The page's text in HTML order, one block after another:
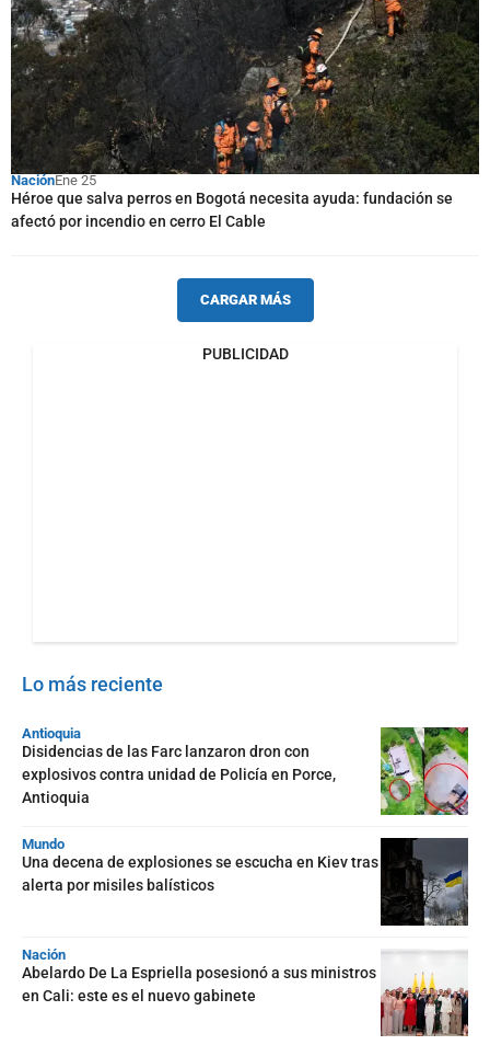
NaciónEne 25
Héroe que salva perros en Bogotá necesita ayuda: fundación se
afectó por incendio en cerro El Cable
CARGAR MÁS
PUBLICIDAD
Lo más reciente
Antioquia
Disidencias de las Farc lanzaron dron con
explosivos contra unidad de Policía en Porce,
Antioquia
Mundo
Una decena de explosiones se escucha en Kiev tras
alerta por misiles balísticos
Nación
Abelardo De La Espriella posesionó a sus ministros
en Cali: este es el nuevo gabinete